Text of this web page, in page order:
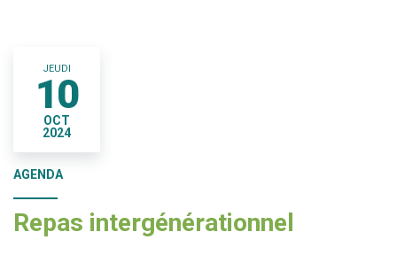
JEUDI
10
OCT
2024
AGENDA
Repas intergénérationnel